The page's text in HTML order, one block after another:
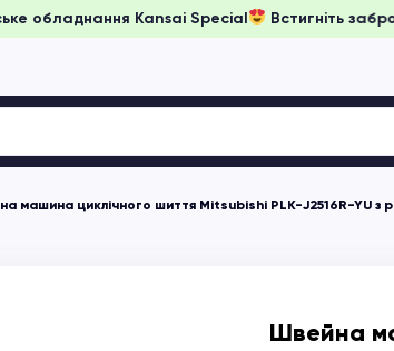
на японське обладнання Kansai Special
машина циклічного шиття Mitsubishi PLK-J2516R-YU з
Швейна